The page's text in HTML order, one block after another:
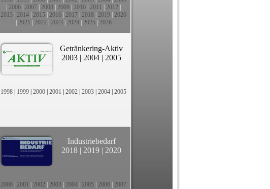
2006 2007 2008 2009 2010 2011 2012
2013 2014 2015 2016 2017 2018 2019 2020
2021 2022 2023| 2024| 2025| 2026
Getränkering-Aktiv
2003 | 2004 | 2005
1998 | 1999 | 2000 | 2001 | 2002 | 2003 | 2004 | 2005
Industriebedarf
2018 | 2019 | 2020
2000 2001 2002 2003 2004 2005 2006 2007